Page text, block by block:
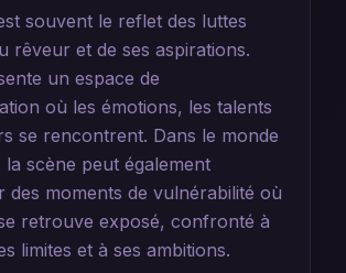
souvent le reflet des luttes
rêveur et de ses aspirations.
un espace de
où les émotions, les talents
se rencontrent. Dans le monde
la scène peut également
des moments de vulnérabilité où
retrouve exposé, confronté à
limites et à ses ambitions.